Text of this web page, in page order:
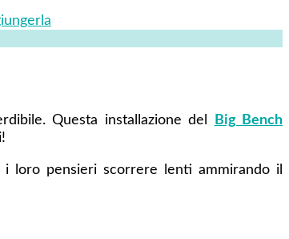
Questa installazione del
Big Bench
loro pensieri scorrere lenti ammirando il